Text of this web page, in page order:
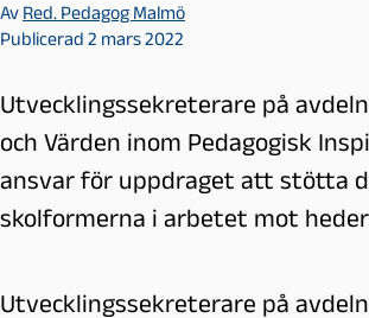
o
g
a
m
ö
Av Red. Pedagog Malmö
Publicerad 2 mars 2022
Utvecklingssekreterare på
och Värden inom Pedagogisk
ansvar för uppdraget att stötta
skolformerna i arbetet mot
Utvecklingssekreterare på